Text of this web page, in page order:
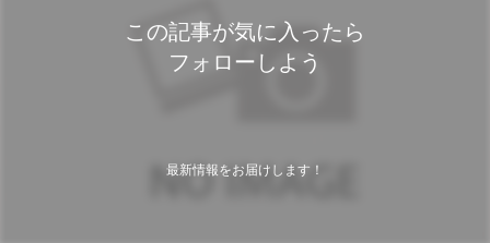
この記事が気に入ったら
フォローしよう
最新情報をお届けします！